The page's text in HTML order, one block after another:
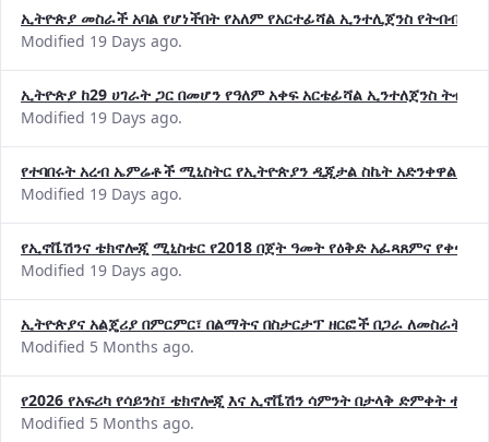
ኢትዮጵያ መስራች አባል የሆነችበት የአለም የአርተፊሻል ኢንተሊጀንስ የትብብር
Modified 19 Days ago.
ኢትዮጵያ ከ29 ሀገራት ጋር በመሆን የዓለም አቀፍ አርቴፊሻል ኢንተለጀንስ
Modified 19 Days ago.
የተባበሩት አረብ ኤምሬቶች ሚኒስትር የኢትዮጵያን ዲጂታል ስኬት አድንቀዋል
Modified 19 Days ago.
የኢኖቬሽንና ቴክኖሎጂ ሚኒስቴር የ2018 በጀት ዓመት የዕቅድ አፈጻጸምና
Modified 19 Days ago.
ኢትዮጵያና አልጄሪያ በምርምር፣ በልማትና በስታርታፕ ዘርፎች በጋራ ለመስራት
Modified 5 Months ago.
የ2026 የአፍሪካ የሳይንስ፣ ቴክኖሎጂ እና ኢኖቬሽን ሳምንት በታላቅ ድምቀት
Modified 5 Months ago.